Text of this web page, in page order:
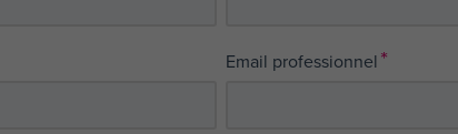
Email professionnel*